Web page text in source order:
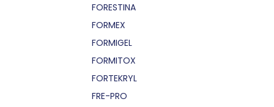
FORESTINA
FORMEX
FORMIGEL
FORMITOX
FORTEKRYL
FRE-PRO